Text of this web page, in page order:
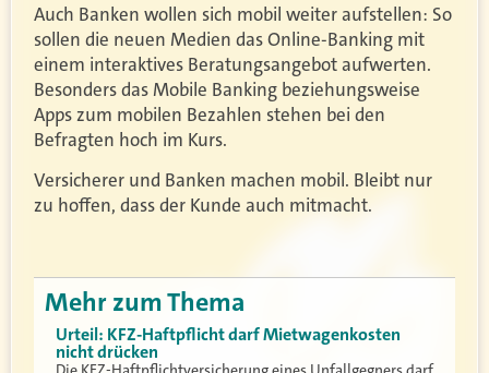
Auch Banken wollen sich mobil weiter aufstellen: So
sollen die neuen Medien das Online-Banking mit
einem interaktives Beratungsangebot aufwerten.
Besonders das Mobile Banking beziehungsweise
Apps zum mobilen Bezahlen stehen bei den
Befragten hoch im Kurs.
Versicherer und Banken machen mobil. Bleibt nur
zu hoffen, dass der Kunde auch mitmacht.
Mehr zum Thema
Urteil: KFZ-Haftpflicht darf Mietwagenkosten
nicht drücken